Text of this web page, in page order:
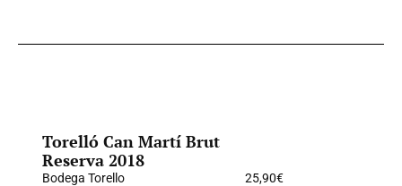
Torelló Can Martí Brut
Reserva 2018
Bodega Torello 25,90€